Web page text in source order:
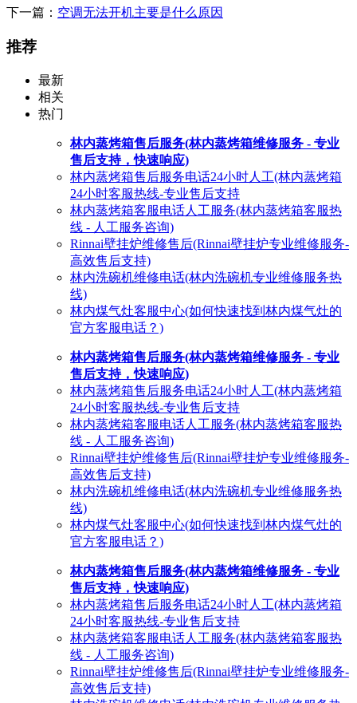
下一篇： 空调无法开机主要是什么原因
推荐
最新
相关
热门
林内蒸烤箱售后服务(林内蒸烤箱维修服务 - 专业
售后支持，快速响应)
林内蒸烤箱售后服务电话24小时人工(林内蒸烤箱
24小时客服热线-专业售后支持
林内蒸烤箱客服电话人工服务(林内蒸烤箱客服热
线 - 人工服务咨询)
Rinnai壁挂炉维修售后(Rinnai壁挂炉专业维修服务-
高效售后支持)
林内洗碗机维修电话(林内洗碗机专业维修服务热
线)
林内煤气灶客服中心(如何快速找到林内煤气灶的
官方客服电话？)
林内蒸烤箱售后服务(林内蒸烤箱维修服务 - 专业
售后支持，快速响应)
林内蒸烤箱售后服务电话24小时人工(林内蒸烤箱
24小时客服热线-专业售后支持
林内蒸烤箱客服电话人工服务(林内蒸烤箱客服热
线 - 人工服务咨询)
Rinnai壁挂炉维修售后(Rinnai壁挂炉专业维修服务-
高效售后支持)
林内洗碗机维修电话(林内洗碗机专业维修服务热
线)
林内煤气灶客服中心(如何快速找到林内煤气灶的
官方客服电话？)
林内蒸烤箱售后服务(林内蒸烤箱维修服务 - 专业
售后支持，快速响应)
林内蒸烤箱售后服务电话24小时人工(林内蒸烤箱
24小时客服热线-专业售后支持
林内蒸烤箱客服电话人工服务(林内蒸烤箱客服热
线 - 人工服务咨询)
Rinnai壁挂炉维修售后(Rinnai壁挂炉专业维修服务-
高效售后支持)